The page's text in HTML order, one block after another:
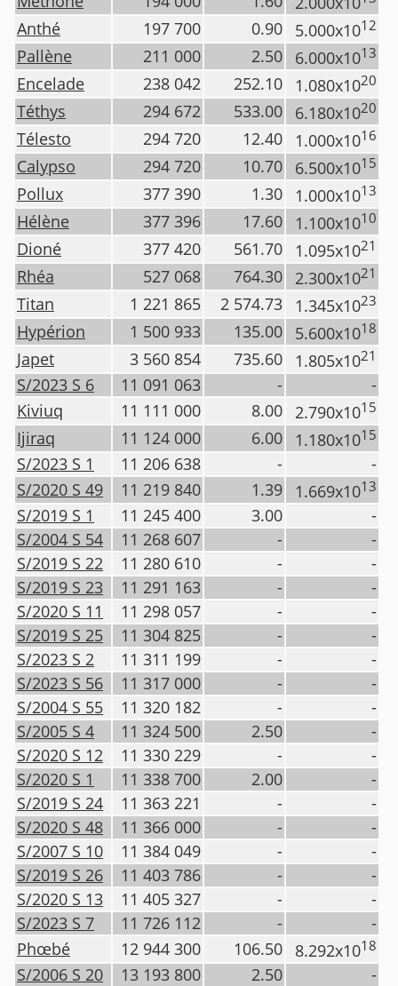
Anthé 197 700 0.90 5.000x1012
Pallène 211 000 2.50 6.000x1013
Encelade 238 042 252.10 1.080x1020
Téthys 294 672 533.00 6.180x1020
Télesto 294 720 12.40 1.000x1016
Calypso 294 720 10.70 6.500x1015
Pollux 377 390 1.30 1.000x1013
Hélène 377 396 17.60 1.100x1010
Dioné 377 420 561.70 1.095x1021
Rhéa 527 068 764.30 2.300x1021
Titan 1 221 865 2 574.73 1.345x1023
Hypérion 1 500 933 135.00 5.600x1018
Japet 3 560 854 735.60 1.805x1021
S/2023 S 6 11 091 063 -
-
Kiviuq
11 111 000 8.00 2.790x1015
Ijiraq 11 124 000 6.00 1.180x1015
S/2023 S 1 11 206 638 -
-
S/2020 S 49
11 219 840 1.39 1.669x1013
S/2019 S 1 11 245 400 3.00
-
S/2004 S 54
11 268 607 -
-
S/2019 S 22
11 280 610 -
-
S/2019 S 23
11 291 163 -
-
S/2020 S 11
11 298 057 -
-
S/2019 S 25
11 304 825 -
-
S/2023 S 2
11 311 199 -
-
S/2023 S 56
11 317 000 -
-
S/2004 S 55
11 320 182 -
-
S/2005 S 4
11 324 500 2.50
-
S/2020 S 12
11 330 229 -
-
S/2020 S 1
11 338 700 2.00
-
S/2019 S 24
11 363 221 -
-
S/2020 S 48
11 366 000 -
-
S/2007 S 10
11 384 049 -
-
S/2019 S 26
11 403 786 -
-
S/2020 S 13
11 405 327 -
-
S/2023 S 7
11 726 112 -
-
Phœbé
12 944 300 106.50 8.292x1018
S/2006 S 20 13 193 800 2.50
-